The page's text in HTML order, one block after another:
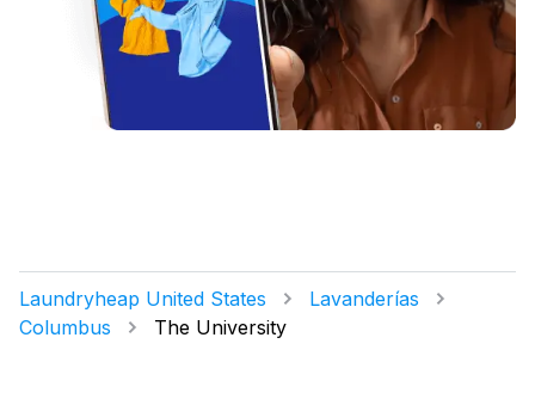
Laundryheap United States
Lavanderías
Columbus
The University